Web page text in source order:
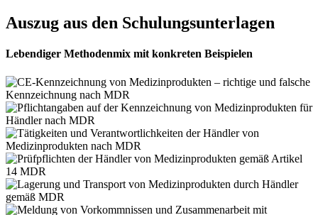
Auszug aus den Schulungsunterlagen
Lebendiger Methodenmix mit konkreten Beispielen